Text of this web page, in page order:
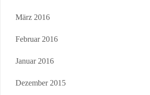
März 2016
Februar 2016
Januar 2016
Dezember 2015